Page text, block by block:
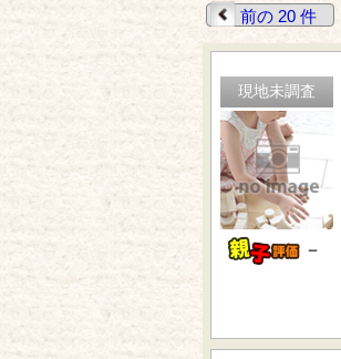
前の 20 件
現地未調査
－